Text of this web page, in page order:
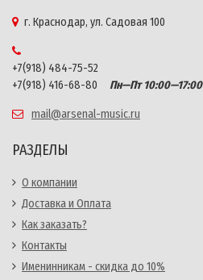
г. Краснодар, ул. Садовая 100
+7(918) 484-75-52
+7(918) 416-68-80
Пн—Пт 10:00—17:00
mail@arsenal-music.ru
РАЗДЕЛЫ
О компании
Доставка и Оплата
Как заказать?
Контакты
Именинникам - скидка до 10%